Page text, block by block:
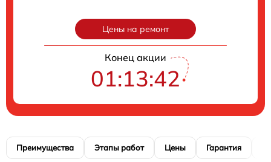
Цены на ремонт
Конец акции
01:13:41
Преимущества Этапы работ Цены Гарантия